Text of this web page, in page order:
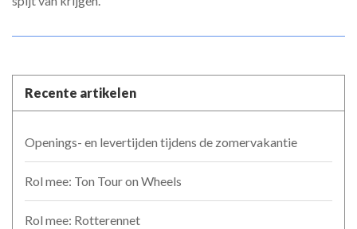
Recente artikelen
Openings- en levertijden tijdens de zomervakantie
Rol mee: Ton Tour on Wheels
Rol mee: Rotterennet